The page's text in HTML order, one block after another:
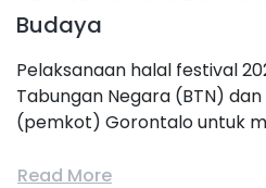
Budaya
Pelaksanaan halal festival
Tabungan Negara (BTN)
(pemkot) Gorontalo untuk
Read More